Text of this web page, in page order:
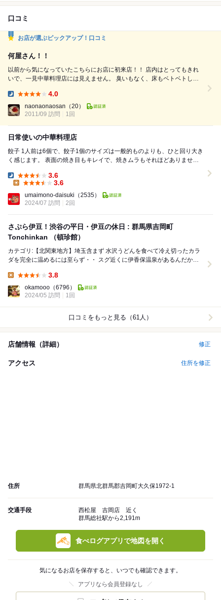
口コミ
お店が選ぶピックアップ！口コミ
何屋さん！！
以前から気になっていたこちらにお店に初来店！！ 店内はとってもきれ
いで、一見中華料理店には見えません。 臭いもなく、床もベトベトして
べたべたするのが嫌で避けていたのですが、 ここはそんなことが全くあ
りませんでした。 そんな訳で食べる前からかなり高得点です。 初めてな
ので食べなれた麻婆豆腐丼と餃子をオーダー...
4.0
naonaonaosan （20）
2011/09 訪問
1回
日常使いの中華料理店
餃子 1人前は6個で、餃子1個のサイズは一般的ものよりも、ひと回り大き
く感じます。 表面の焼き目もキレイで、焼きムラもそれほどありませ
Dinner:
3.6
3.6
umaimono-daisuki （2535）
2024/07 訪問
2回
さぷら伊豆！渋谷の平日・伊豆の休日 : 群馬県吉岡町
Tonchinkan （頓珍館）
カテゴリ:【北関東地方】埼玉含まず 水沢うどんを食べて冷え切ったカラ
ダを完全に温めるには至らず・・ スグ近くに伊香保温泉があるんだから
3.8
okamooo （6796）
2024/05 訪問
1回
口コミをもっと見る（61人）
店舗情報（詳細） 修正
アクセス 住所を修正
住所 群馬県北群馬郡吉岡町大久保1972-1
交通手段
西松屋 吉岡店 近く
群馬総社駅から2,191m
食べログアプリで地図を開く
気になるお店を保存すると、いつでも確認できます。
アプリなら会員登録なし